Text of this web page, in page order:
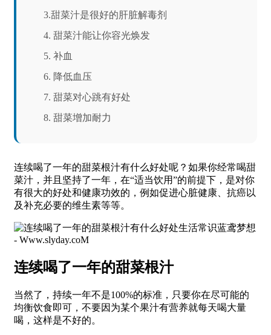
3.甜菜汁是很好的肝脏解毒剂
4. 甜菜汁能让你容光焕发
5. 补血
6. 降低血压
7. 甜菜对心跳有好处
8. 甜菜增加耐力
连续喝了一年的甜菜根汁有什么好处呢？如果你经常喝甜
菜汁，并且坚持了一年，在“适当饮用”的前提下，是对你
有很大的好处和健康功效的，例如促进心脏健康、抗癌以
及补充必要的维生素等等。
连续喝了一年的甜菜根汁
当然了，持续一年不是100%的标准，只要你在尽可能的
均衡饮食即可，不要因为某个果汁有营养就每天喝大量
喝，这样是不好的。